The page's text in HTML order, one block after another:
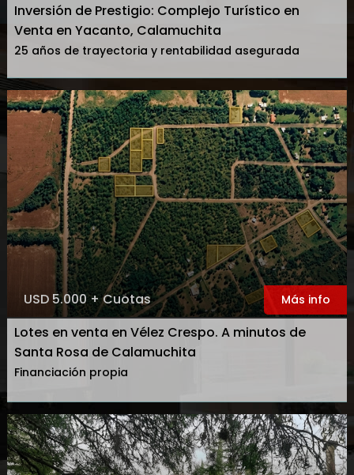
Inversión de Prestigio: Complejo Turístico en
Venta en Yacanto, Calamuchita
25 años de trayectoria y rentabilidad asegurada
Más info
USD 5.000 + Cuotas
Lotes en venta en Vélez Crespo. A minutos de
Santa Rosa de Calamuchita
Financiación propia